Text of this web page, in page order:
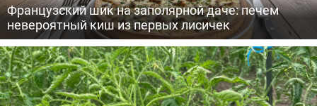
Французский шик на заполярной даче: печем
невероятный киш из первых лисичек